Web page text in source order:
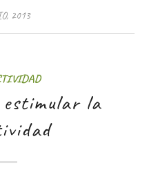
2013
la